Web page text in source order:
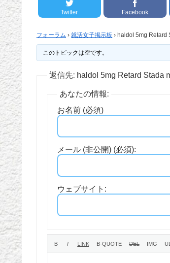
Twitter Facebook
フォーラム › 就活女子掲示板 › haldol 5mg Retard
このトピックは空です。
返信先: haldol 5mg Retard Stada
あなたの情報:
お名前 (必須)
メール (非公開) (必須):
ウェブサイト: